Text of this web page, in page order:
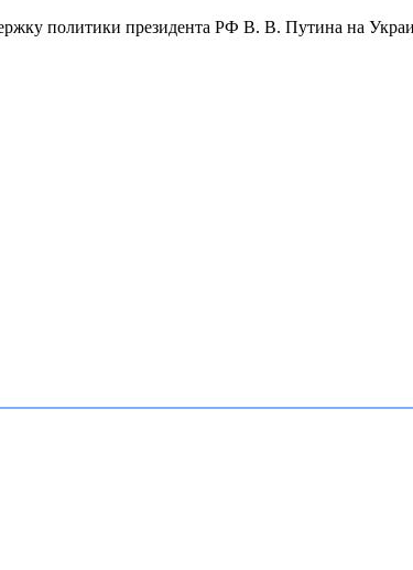
политики президента РФ В. В. Путина на